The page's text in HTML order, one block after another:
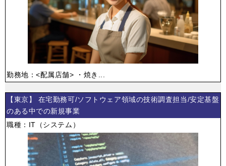
勤務地：<配属店舗> ・焼き...
【東京】 在宅勤務可/ソフトウェア領域の技術調査担当/安定基盤
のある中での新規事業
職種：IT（システム）